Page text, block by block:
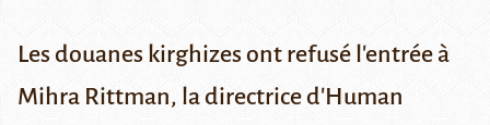
Les douanes kirghizes ont refusé l'entrée à
Mihra Rittman, la directrice d'Human